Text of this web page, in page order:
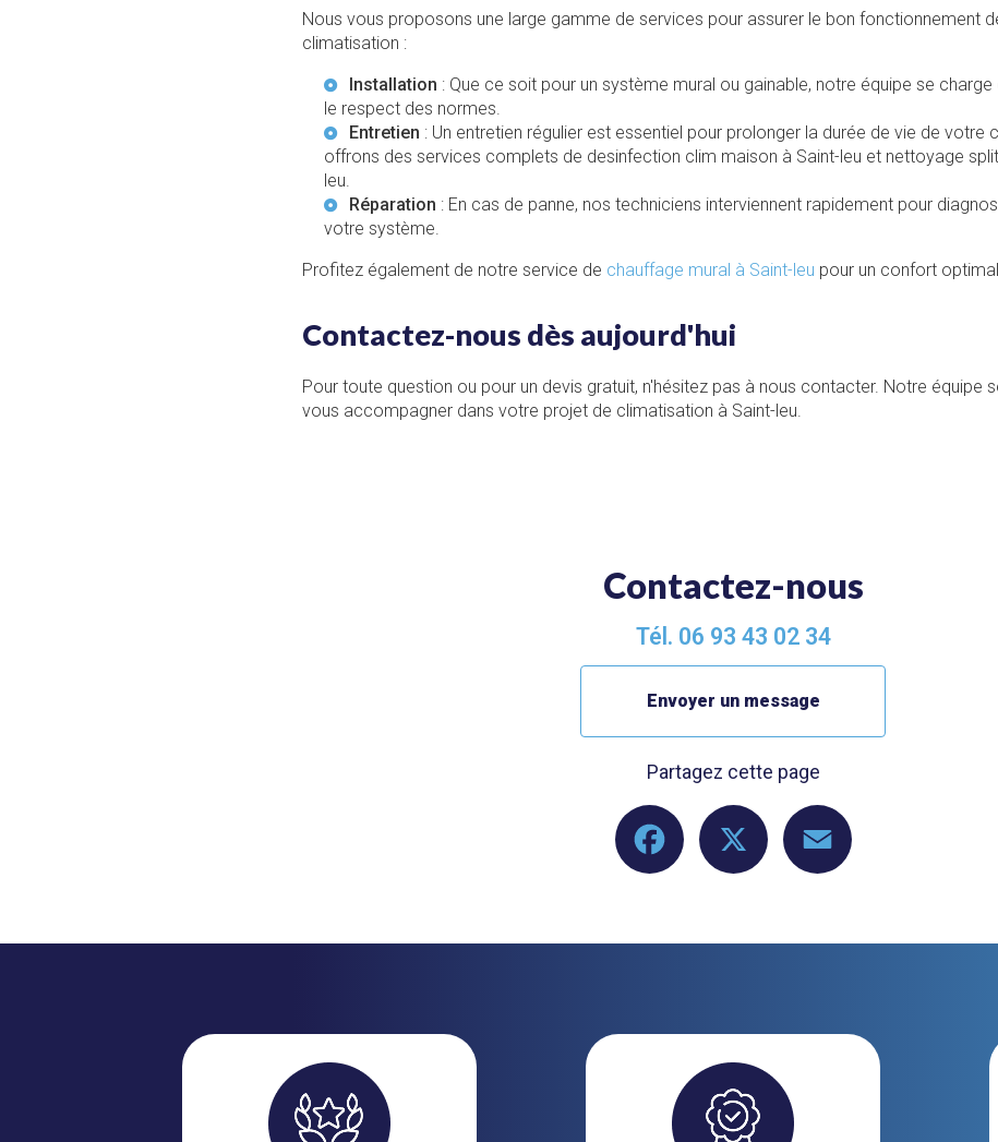
Nous vous proposons une large gamme de services pour assurer le bon fonctionnement
climatisation :
Installation : Que ce soit pour un système mural ou gainable, notre équipe se
le respect des normes.
Entretien : Un entretien régulier est essentiel pour prolonger la durée de vie de votre
offrons des services complets de desinfection clim maison à Saint-leu et nettoyage
leu.
Réparation : En cas de panne, nos techniciens interviennent rapidement pour
votre système.
Profitez également de notre service de chauffage mural à Saint-leu pour un confort
Contactez-nous dès aujourd'hui
Pour toute question ou pour un devis gratuit, n'hésitez pas à nous contacter. Notre équipe
vous accompagner dans votre projet de climatisation à Saint-leu.
Contactez-nous
Tél. 06 93 43 02 34
Envoyer un message
Partagez cette page
Facebook